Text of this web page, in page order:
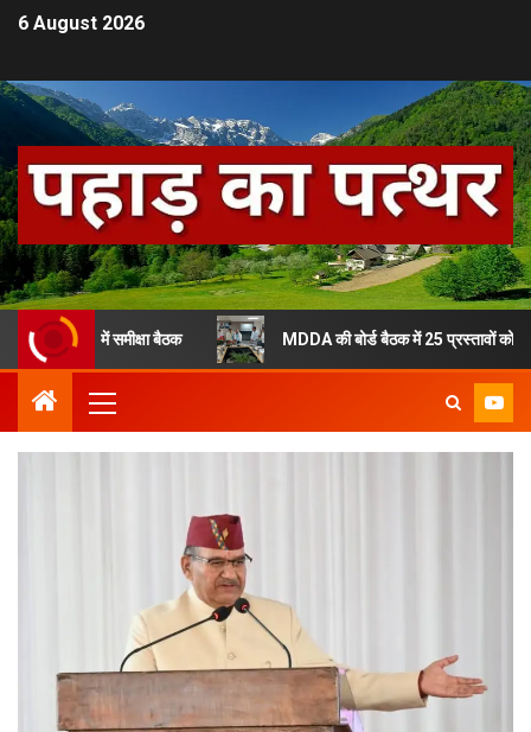
6 August 2026
में समीक्षा बैठक MDDA की बोर्ड बैठक में 25 प्रस्तावों को हरी झंडी